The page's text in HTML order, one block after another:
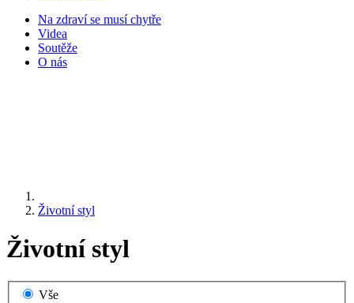
Na zdraví se musí chytře
Videa
Soutěže
O nás
Životní styl
Životní styl
Vše